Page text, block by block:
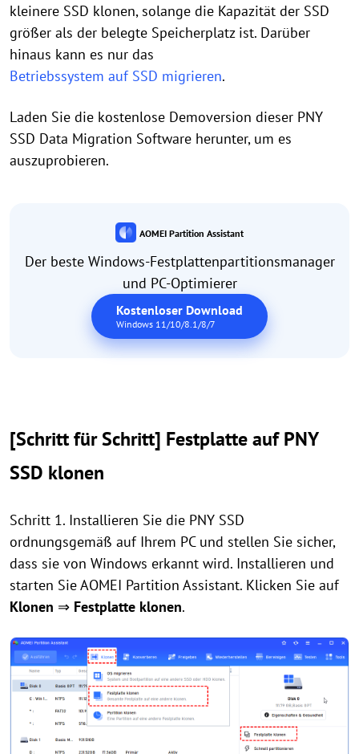
kleinere SSD klonen, solange die Kapazität der SSD
größer als der belegte Speicherplatz ist. Darüber
hinaus kann es nur das
Betriebssystem auf SSD migrieren.
Laden Sie die kostenlose Demoversion dieser PNY
SSD Data Migration Software herunter, um es
auszuprobieren.
AOMEI Partition Assistant
Der beste Windows-Festplattenpartitionsmanager
und PC-Optimierer
Kostenloser Download
Windows 11/10/8.1/8/7
[Schritt für Schritt] Festplatte auf PNY
SSD klonen
Schritt 1. Installieren Sie die PNY SSD
ordnungsgemäß auf Ihrem PC und stellen Sie sicher,
dass sie von Windows erkannt wird. Installieren und
starten Sie AOMEI Partition Assistant. Klicken Sie auf
Klonen ⇒ Festplatte klonen.